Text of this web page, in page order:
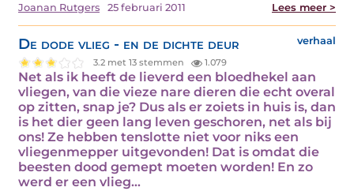
Joanan Rutgers 25 februari 2011 Lees meer >
De dode vlieg - en de dichte deur verhaal
3.2 met 13 stemmen 1.079
Net als ik heeft de lieverd een bloedhekel aan
vliegen, van die vieze nare dieren die echt overal
op zitten, snap je? Dus als er zoiets in huis is, dan
is het dier geen lang leven geschoren, net als bij
ons! Ze hebben tenslotte niet voor niks een
vliegenmepper uitgevonden! Dat is omdat die
beesten dood gemept moeten worden! En zo
werd er een vlieg…